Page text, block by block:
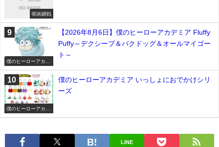
呪術廻戦
僕のヒーローアカデ
【2026年8月6日】僕のヒーローアカデミア Fluffy
Puffy～デクシープ＆バクドッグ＆オールマイゴー
ト～
僕のヒーローアカデ
僕のヒーローアカデミア いっしょにおでかけシリ
ーズ
LINE